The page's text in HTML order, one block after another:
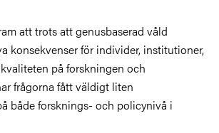
att trots att genusbaserad våld
konsekvenser för individer, institutioner,
på forskningen och
frågorna fått väldigt liten
både forsknings- och policynivå i